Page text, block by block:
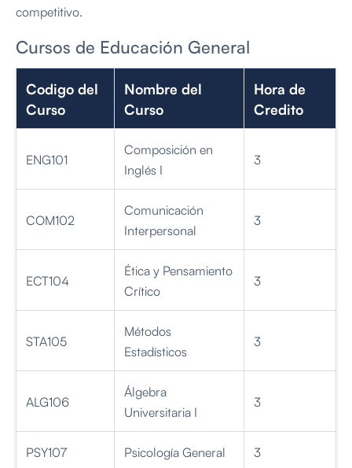
competitivo.
Cursos de Educación General
Codigo del
Curso
Nombre del
Curso
Hora de
Credito
ENG101
Composición en
Inglés I
3
COM102
Comunicación
Interpersonal
3
ECT104
Ética y Pensamiento
Crítico
3
STA105
Métodos
Estadísticos
3
ALG106
Álgebra
Universitaria I
3
PSY107 Psicología General 3